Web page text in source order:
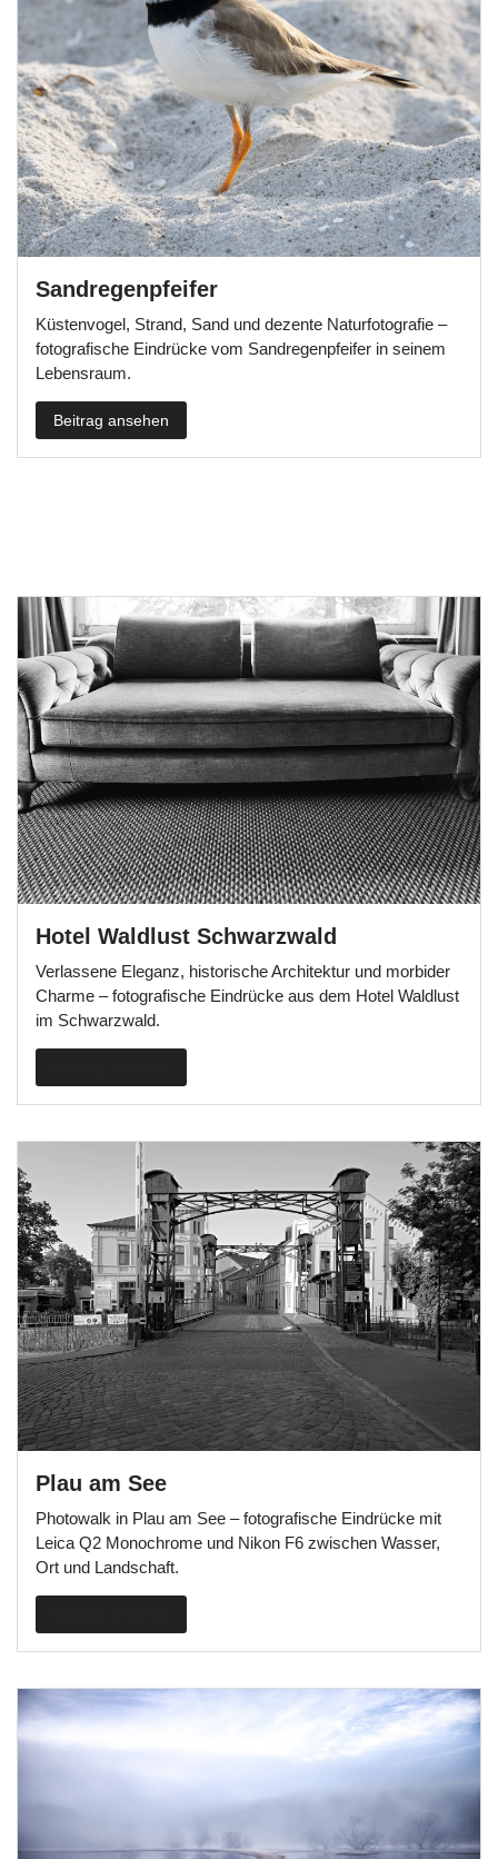
Sandregenpfeifer
Küstenvogel, Strand, Sand und dezente Naturfotografie –
fotografische Eindrücke vom Sandregenpfeifer in seinem
Lebensraum.
Beitrag ansehen
Hotel Waldlust Schwarzwald
Verlassene Eleganz, historische Architektur und morbider
Charme – fotografische Eindrücke aus dem Hotel Waldlust
im Schwarzwald.
Plau am See
Photowalk in Plau am See – fotografische Eindrücke mit
Leica Q2 Monochrome und Nikon F6 zwischen Wasser,
Ort und Landschaft.